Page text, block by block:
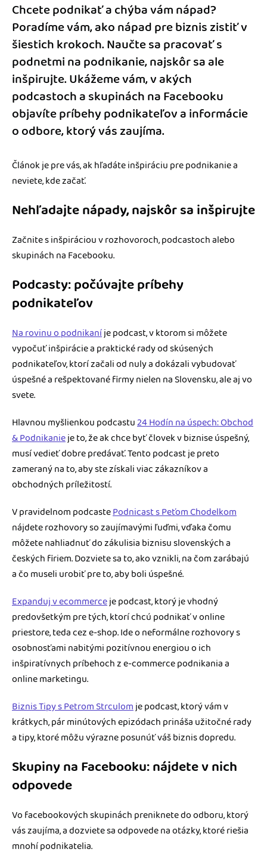
Chcete podnikať a chýba vám nápad?
Poradíme vám, ako nápad pre biznis zistiť v
šiestich krokoch. Naučte sa pracovať s
podnetmi na podnikanie, najskôr sa ale
inšpirujte. Ukážeme vám, v akých
podcastoch a skupinách na Facebooku
objavíte príbehy podnikateľov a informácie
o odbore, ktorý vás zaujíma.
Článok je pre vás, ak hľadáte inšpiráciu pre podnikanie a
neviete, kde začať.
Nehľadajte nápady, najskôr sa inšpirujte
Začnite s inšpiráciou v rozhovoroch, podcastoch alebo
skupinách na Facebooku.
Podcasty: počúvajte príbehy
podnikateľov
Na rovinu o podnikaníje podcast, v ktorom si môžete
vypočuť inšpirácie a praktické rady od skúsených
podnikateľov, ktorí začali od nuly a dokázali vybudovať
úspešné a rešpektované firmy nielen na Slovensku, ale aj vo
svete.
Hlavnou myšlienkou podcastu24 Hodín na úspech: Obchod
& Podnikanieje to, že ak chce byť človek v biznise úspešný,
musí vedieť dobre predávať. Tento podcast je preto
zameraný na to, aby ste získali viac zákazníkov a
obchodných príležitostí.
V pravidelnom podcastePodnicast s Peťom Chodelkom
nájdete rozhovory so zaujímavými ľuďmi, vďaka čomu
môžete nahliadnuť do zákulisia biznisu slovenských a
českých firiem. Dozviete sa to, ako vznikli, na čom zarábajú
a čo museli urobiť pre to, aby boli úspešné.
Expanduj v ecommerceje podcast, ktorý je vhodný
predovšetkým pre tých, ktorí chcú podnikať v online
priestore, teda cez e-shop. Ide o neformálne rozhovory s
osobnosťami nabitými pozitívnou energiou o ich
inšpiratívnych príbehoch z e-commerce podnikania a
online marketingu.
Biznis Tipy s Petrom Strculomje podcast, ktorý vám v
krátkych, pár minútových epizódach prináša užitočné rady
a tipy, ktoré môžu výrazne posunúť váš biznis dopredu.
Skupiny na Facebooku: nájdete v nich
odpovede
Vo facebookových skupinách preniknete do odboru, ktorý
vás zaujíma, a dozviete sa odpovede na otázky, ktoré riešia
mnohí podnikatelia.